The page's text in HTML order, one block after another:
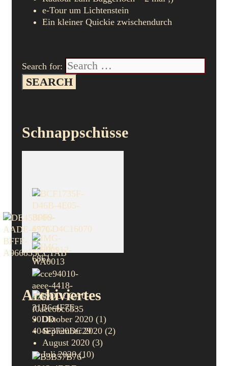
e-Tour um Lichtenstein
Ein kleiner Quickie zwischendurch
Search for:
Schnappschüsse
Archiviertes
Oktober 2020 (1)
September 2020 (2)
August 2020 (3)
Juli 2020(10)